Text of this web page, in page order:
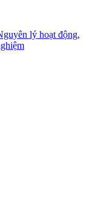
lý hoạt động,